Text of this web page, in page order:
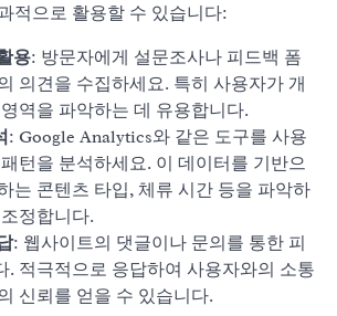
적으로 활용할 수 있습니다:
용: 방문자에게 설문조사나 피드백 폼
의견을 수집하세요. 특히 사용자가 개
역을 파악하는 데 유용합니다.
: Google Analytics와 같은 도구를 사용
턴을 분석하세요. 이 데이터를 기반으
는 콘텐츠 타입, 체류 시간 등을 파악하
정합니다.
: 웹사이트의 댓글이나 문의를 통한 피
. 적극적으로 응답하여 사용자와의 소통
신뢰를 얻을 수 있습니다.